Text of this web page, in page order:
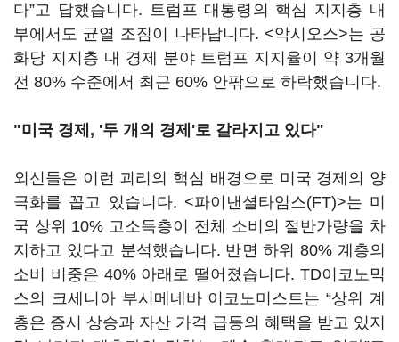
다”고 답했습니다. 트럼프 대통령의 핵심 지지층 내
부에서도 균열 조짐이 나타납니다. <악시오스>는 공
화당 지지층 내 경제 분야 트럼프 지지율이 약 3개월
전 80% 수준에서 최근 60% 안팎으로 하락했습니다.
"미국 경제, '두 개의 경제'로 갈라지고 있다"
외신들은 이런 괴리의 핵심 배경으로 미국 경제의 양
극화를 꼽고 있습니다. <파이낸셜타임스(FT)>는 미
국 상위 10% 고소득층이 전체 소비의 절반가량을 차
지하고 있다고 분석했습니다. 반면 하위 80% 계층의
소비 비중은 40% 아래로 떨어졌습니다. TD이코노믹
스의 크세니아 부시메네바 이코노미스트는 “상위 계
층은 증시 상승과 자산 가격 급등의 혜택을 받고 있지